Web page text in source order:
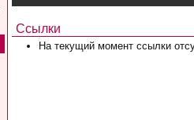
Ссылки
На текущий момент ссылки